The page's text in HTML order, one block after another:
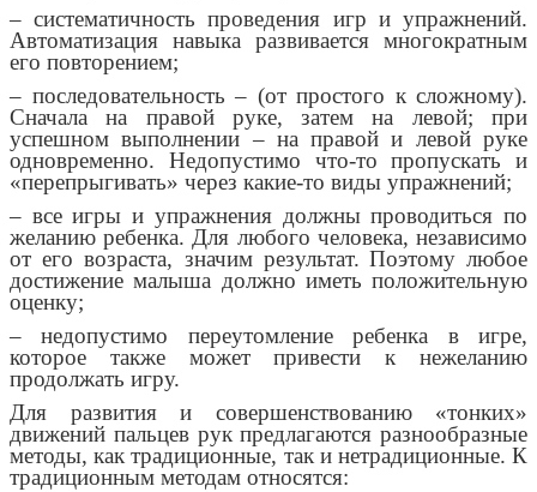
– систематичность проведения игр и упражнений.
Автоматизация навыка развивается многократным
его повторением;
– последовательность – (от простого к сложному).
Сначала на правой руке, затем на левой; при
успешном выполнении – на правой и левой руке
одновременно. Недопустимо что-то пропускать и
«перепрыгивать» через какие-то виды упражнений;
– все игры и упражнения должны проводиться по
желанию ребенка. Для любого человека, независимо
от его возраста, значим результат. Поэтому любое
достижение малыша должно иметь положительную
оценку;
– недопустимо переутомление ребенка в игре,
которое также может привести к нежеланию
продолжать игру.
Для развития и совершенствованию «тонких»
движений пальцев рук предлагаются разнообразные
методы, как традиционные, так и нетрадиционные. К
традиционным методам относятся: